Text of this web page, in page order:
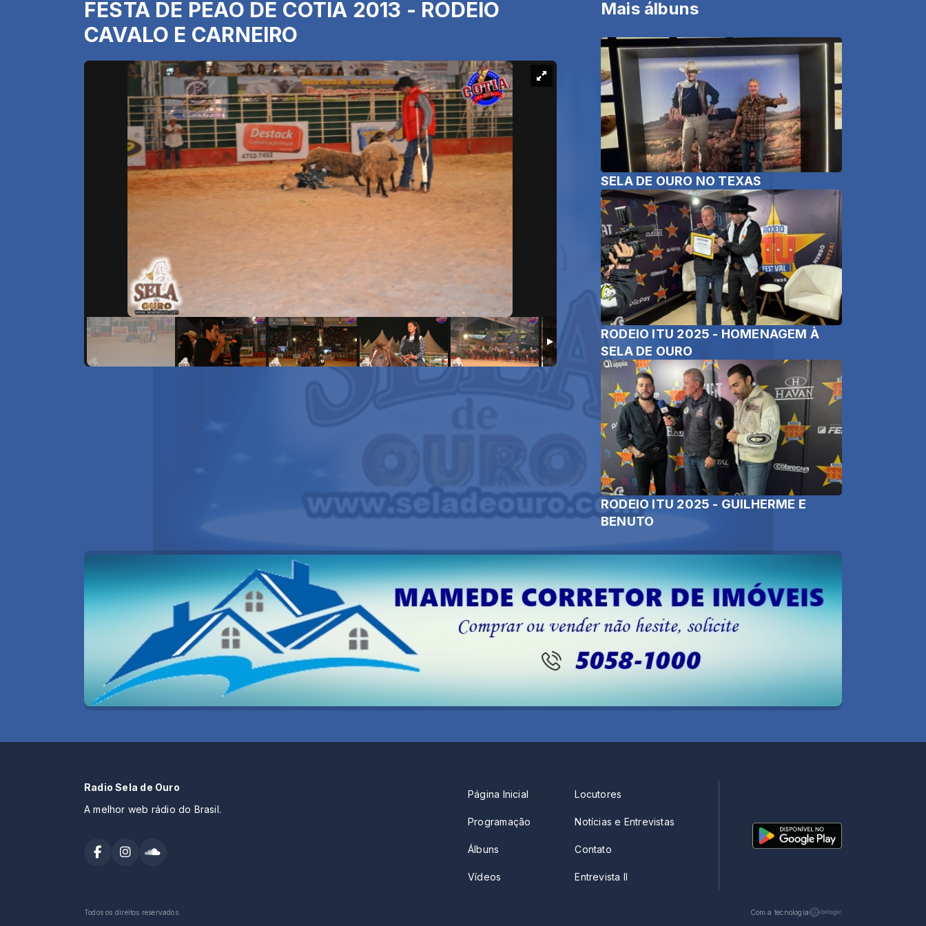
FESTA DE PEAO DE COTIA 2013 - RODEIO
CAVALO E CARNEIRO
Mais álbuns
SELA DE OURO NO TEXAS
RODEIO ITU 2025 - HOMENAGEM À
SELA DE OURO
RODEIO ITU 2025 - GUILHERME E
BENUTO
Radio Sela de Ouro
A melhor web rádio do Brasil.
Página Inicial
Programação
Álbuns
Vídeos
Locutores
Notícias e Entrevistas
Contato
Entrevista II
Todos os direitos reservados. Com a tecnologia